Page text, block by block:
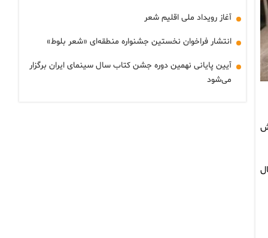
به فروش
آغاز رویداد ملی اقلیم شعر
انتشار فراخوان نخستین جشنواره منطقه‌ای «شعر بلوط»
آیین پایانی نهمین دوره جشن کتاب سال سینمای ایران برگزار
می‌شود